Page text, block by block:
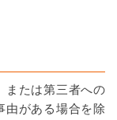
または第三者への
由がある場合を除